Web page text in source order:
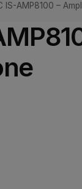
IS-AMP8100 –